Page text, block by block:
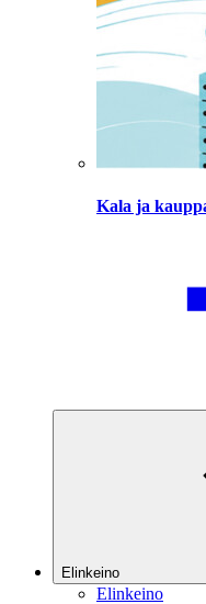
Kala ja
Elinkeino
Elinkeino